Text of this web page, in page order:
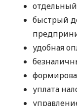
быстрый
удобная
уплата